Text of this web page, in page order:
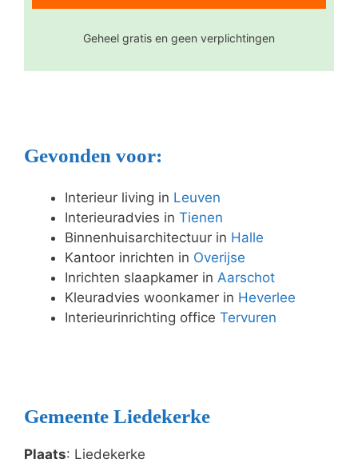
Geheel gratis en geen verplichtingen
Gevonden voor:
Interieur living in Leuven
Interieuradvies in Tienen
Binnenhuisarchitectuur in Halle
Kantoor inrichten in Overijse
Inrichten slaapkamer in Aarschot
Kleuradvies woonkamer in Heverlee
Interieurinrichting office Tervuren
Gemeente Liedekerke
Plaats: Liedekerke